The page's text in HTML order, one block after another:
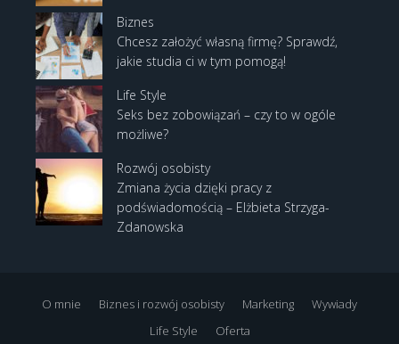
Biznes
Chcesz założyć własną firmę? Sprawdź,
jakie studia ci w tym pomogą!
Life Style
Seks bez zobowiązań – czy to w ogóle
możliwe?
Rozwój osobisty
Zmiana życia dzięki pracy z
podświadomością – Elżbieta Strzyga-
Zdanowska
O mnie Biznes i rozwój osobisty Marketing
Wywiady
Life Style
Oferta